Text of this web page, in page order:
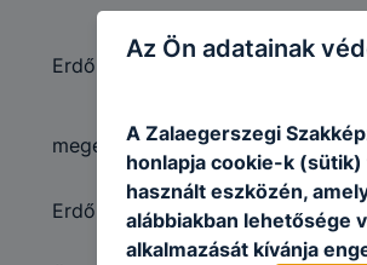
Erdők Hete program
megemlékezés az iskolában az
Erdők Hete projektzárás
Az Ön adatainak
A Zalaegerszegi
honlapja cookie-k
használt eszközén,
alábbiakban lehetősége
alkalmazását kívánja